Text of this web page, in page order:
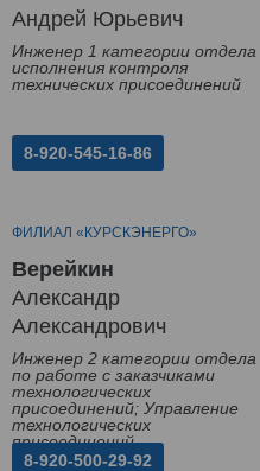
Андрей Юрьевич
Инженер 1 категории отдела
исполнения контроля
технических присоединений
8-920-545-16-86
ФИЛИАЛ «КУРСКЭНЕРГО»
Верейкин
Александр
Александрович
Инженер 2 категории отдела
по работе с заказчиками
технологических
присоединений; Управление
технологических
присоединений
8-920-500-29-92